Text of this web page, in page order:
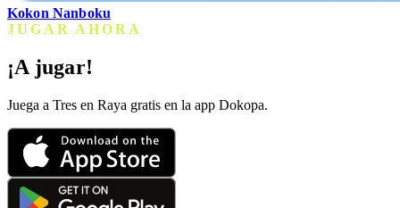
Kokon Nanboku
JUGAR AHORA
¡A jugar!
Juega a Tres en Raya gratis en la app Dokopa.